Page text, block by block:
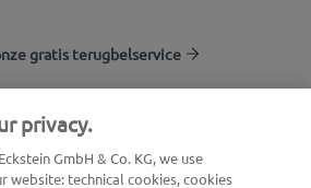
gratis terugbelservice
Stationsfinder
voor klanten
privacy.
GmbH & Co. KG, we use
website: technical cookies, cookies